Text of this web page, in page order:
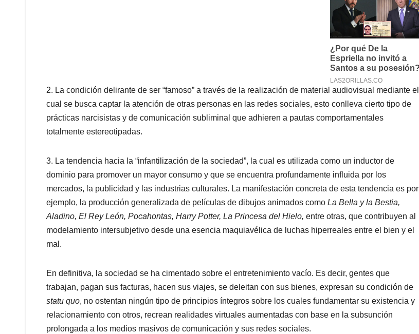
2. La condición delirante de ser “famoso” a través de la realización de material audiovisual mediante el
cual se busca captar la atención de otras personas en las redes sociales, esto conlleva cierto tipo de
prácticas narcisistas y de comunicación subliminal que adhieren a pautas comportamentales
totalmente estereotipadas.
3. La tendencia hacia la “infantilización de la sociedad”, la cual es utilizada como un inductor de
dominio para promover un mayor consumo y que se encuentra profundamente influida por los
mercados, la publicidad y las industrias culturales. La manifestación concreta de esta tendencia es por
ejemplo, la producción generalizada de películas de dibujos animados como La Bella y la Bestia,
Aladino, El Rey León, Pocahontas, Harry Potter, La Princesa del Hielo, entre otras, que contribuyen al
modelamiento intersubjetivo desde una esencia maquiavélica de luchas hiperreales entre el bien y el
mal.
En definitiva, la sociedad se ha cimentado sobre el entretenimiento vacío. Es decir, gentes que
trabajan, pagan sus facturas, hacen sus viajes, se deleitan con sus bienes, expresan su condición de
statu quo, no ostentan ningún tipo de principios íntegros sobre los cuales fundamentar su existencia y
relacionamiento con otros, recrean realidades virtuales aumentadas con base en la subsunción
prolongada a los medios masivos de comunicación y sus redes sociales.